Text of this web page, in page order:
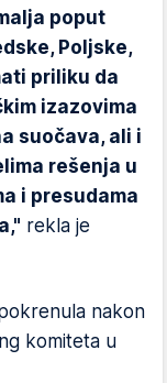
poput
Poljske,
priliku da
izazovima
suočava, ali i
rešenja u
i presudama
rekla je
nakon
komiteta u